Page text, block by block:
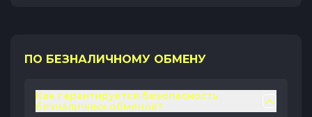
ПО БЕЗНАЛИЧНОМУ ОБМЕНУ
Как гарантируется безопасность
безналичных обменов?